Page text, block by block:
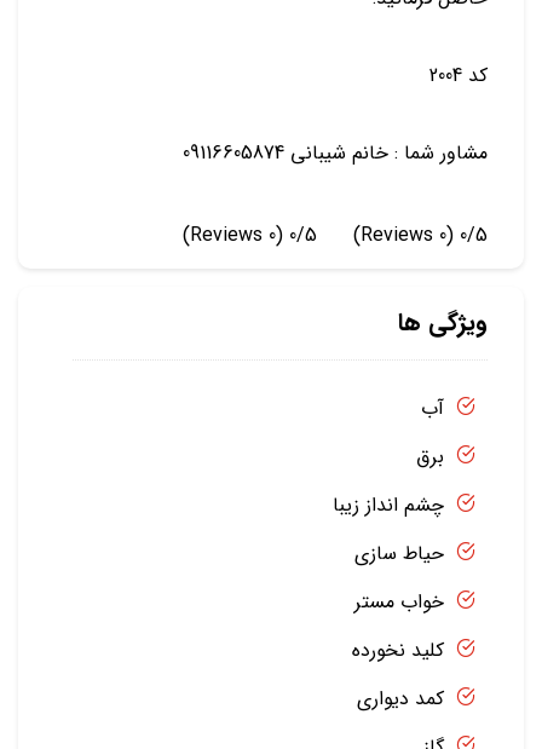
کد 2004
مشاور شما : خانم شیبانی 09116605874
0/5
(0 Reviews)
0/5
(0 Reviews)
ویژگی ها
آب
برق
چشم انداز زیبا
حیاط سازی
خواب مستر
کلید نخورده
کمد دیواری